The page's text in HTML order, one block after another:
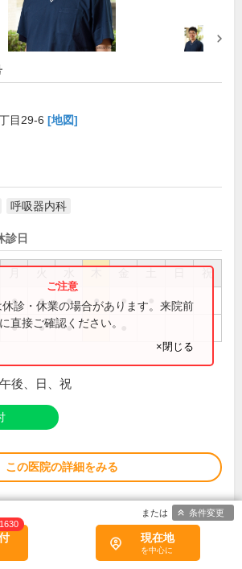
目29-6 [地図]
呼吸器内科
診日
祝
● ● ● ● ●
● ● ●
診・休業の場合があります。来院前
直接ご確認ください。
×閉じる
後、日、祝
この医院の詳細をみる
1630
現在地
条件変更